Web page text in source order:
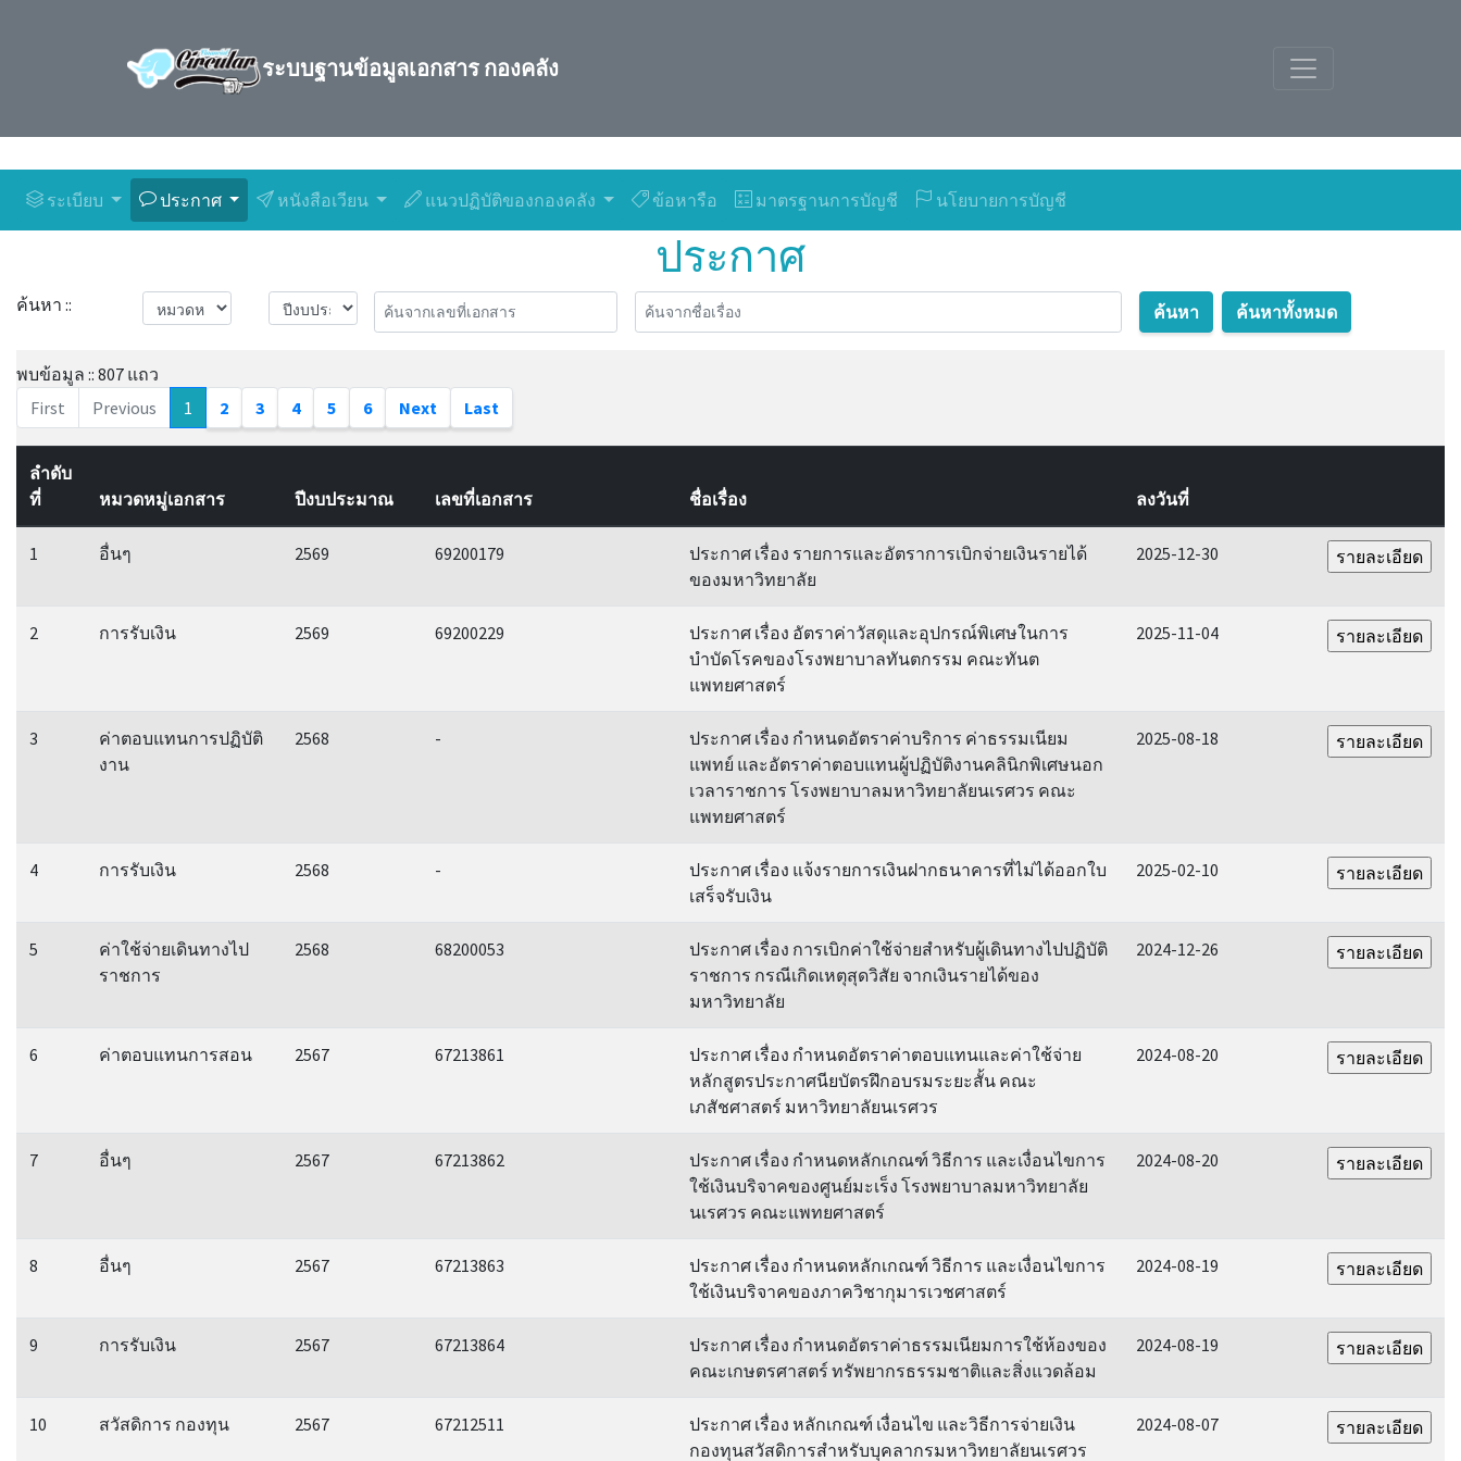
ระบบฐานข้อมูลเอกสาร กองคลัง
ระเบียบ ประกาศ หนังสือเวียน แนวปฏิบัติของกองคลัง ข้อหารือ มาตรฐานการบัญชี นโยบายการบัญชี
ประกาศ
ค้นหา :: ค้นหา ค้นหาทั้งหมด
พบข้อมูล :: 807 แถว
First
Previous 1 2 3 4 5 6 Next Last
ลำดับ
ที่
หมวดหมู่เอกสาร ปีงบประมาณ เลขที่เอกสาร ชื่อเรื่อง ลงวันที่
1 อื่นๆ 2569 69200179
ประกาศ เรื่อง รายการและอัตราการเบิกจ่ายเงินรายได้
ของมหาวิทยาลัย
2025-12-30
2 การรับเงิน 2569 69200229
ประกาศ เรื่อง อัตราค่าวัสดุและอุปกรณ์พิเศษในการ
บำบัดโรคของโรงพยาบาลทันตกรรม คณะทันต
แพทยศาสตร์
2025-11-04
3
ค่าตอบแทนการปฏิบัติ
งาน
2568 -
ประกาศ เรื่อง กำหนดอัตราค่าบริการ ค่าธรรมเนียม
แพทย์ และอัตราค่าตอบแทนผู้ปฏิบัติงานคลินิกพิเศษนอก
เวลาราชการ โรงพยาบาลมหาวิทยาลัยนเรศวร คณะ
แพทยศาสตร์
2025-08-18
4 การรับเงิน 2568 -
ประกาศ เรื่อง แจ้งรายการเงินฝากธนาคารที่ไม่ได้ออกใบ
เสร็จรับเงิน
2025-02-10
5
ค่าใช้จ่ายเดินทางไป
ราชการ
2568 68200053
ประกาศ เรื่อง การเบิกค่าใช้จ่ายสำหรับผู้เดินทางไปปฏิบัติ
ราชการ กรณีเกิดเหตุสุดวิสัย จากเงินรายได้ของ
มหาวิทยาลัย
2024-12-26
6 ค่าตอบแทนการสอน 2567 67213861
ประกาศ เรื่อง กำหนดอัตราค่าตอบแทนและค่าใช้จ่าย
หลักสูตรประกาศนียบัตรฝึกอบรมระยะสั้น คณะ
เภสัชศาสตร์ มหาวิทยาลัยนเรศวร
2024-08-20
7 อื่นๆ 2567 67213862
ประกาศ เรื่อง กำหนดหลักเกณฑ์ วิธีการ และเงื่อนไขการ
ใช้เงินบริจาคของศูนย์มะเร็ง โรงพยาบาลมหาวิทยาลัย
นเรศวร คณะแพทยศาสตร์
2024-08-20
8 อื่นๆ 2567 67213863
ประกาศ เรื่อง กำหนดหลักเกณฑ์ วิธีการ และเงื่อนไขการ
ใช้เงินบริจาคของภาควิชากุมารเวชศาสตร์
2024-08-19
9 การรับเงิน 2567 67213864
ประกาศ เรื่อง กำหนดอัตราค่าธรรมเนียมการใช้ห้องของ
คณะเกษตรศาสตร์ ทรัพยากรธรรมชาติและสิ่งแวดล้อม
2024-08-19
10 สวัสดิการ กองทุน 2567 67212511
ประกาศ เรื่อง หลักเกณฑ์ เงื่อนไข และวิธีการจ่ายเงิน
กองทุนสวัสดิการสำหรับบุคลากรมหาวิทยาลัยนเรศวร
2024-08-07